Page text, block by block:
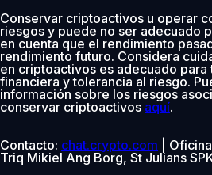
Conservar criptoactivos u operar
riesgos y puede no ser adecuado
en cuenta que el rendimiento
rendimiento futuro. Considera
en criptoactivos es adecuado para
financiera y tolerancia al riesgo.
información sobre los riesgos
conservar criptoactivos aquí.
Contacto: chat.crypto.com |
Triq Mikiel Ang Borg, St Julians